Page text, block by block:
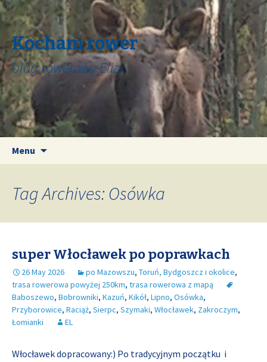
Kocham rower
blog rowerowy Elizy
Menu
Tag Archives: Osówka
super Włocławek po poprawkach
26 May 2026 po Mazowszu, Toruń, Bydgoszcz i okolice,
trasa rowerowa powyżej 250km, trasa rowerowa z mapą
Baboszewo, Bobrowniki, Kazuń, Kikół, Lipno, Osówka,
Przyborowice, Raciąż, Sierpc, Szymaki, Włocławek, Zakroczym,
Łomianki
EL
Włocławek dopracowany:) Po tradycyjnym początku i